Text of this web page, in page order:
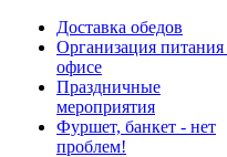
Доставка обедов
Организация питания
офисе
Праздничные
мероприятия
Фуршет, банкет - нет
проблем!